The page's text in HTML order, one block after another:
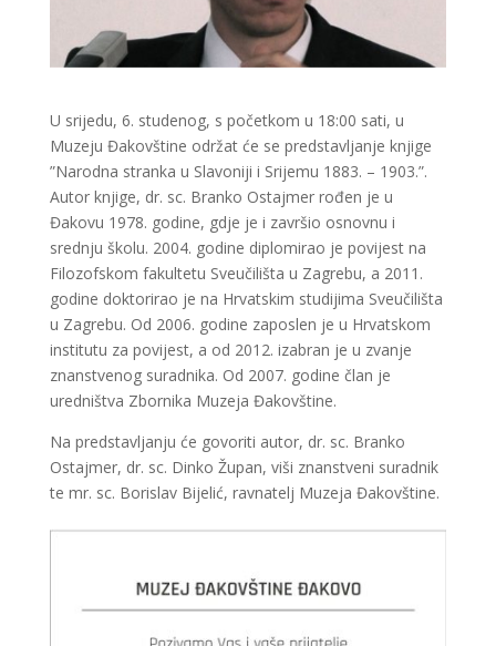
U srijedu, 6. studenog, s početkom u 18:00 sati, u
Muzeju Đakovštine održat će se predstavljanje knjige
”Narodna stranka u Slavoniji i Srijemu 1883. – 1903.”.
Autor knjige, dr. sc. Branko Ostajmer rođen je u
Đakovu 1978. godine, gdje je i završio osnovnu i
srednju školu. 2004. godine diplomirao je povijest na
Filozofskom fakultetu Sveučilišta u Zagrebu, a 2011.
godine doktorirao je na Hrvatskim studijima Sveučilišta
u Zagrebu. Od 2006. godine zaposlen je u Hrvatskom
institutu za povijest, a od 2012. izabran je u zvanje
znanstvenog suradnika. Od 2007. godine član je
uredništva Zbornika Muzeja Đakovštine.
Na predstavljanju će govoriti autor, dr. sc. Branko
Ostajmer, dr. sc. Dinko Župan, viši znanstveni suradnik
te mr. sc. Borislav Bijelić, ravnatelj Muzeja Đakovštine.